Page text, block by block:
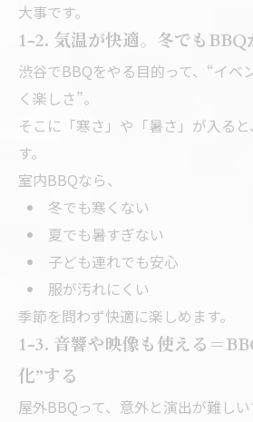
大事です。
1-2. 気温が快適。冬でもBBQ
渋谷でBBQをやる目的って、“イベ
く楽しさ”。
そこに「寒さ」や「暑さ」が入る
す。
室内BBQなら、
冬でも寒くない
夏でも暑すぎない
子ども連れでも安心
服が汚れにくい
季節を問わず快適に楽しめます。
1-3. 音響や映像も使える＝
化”する
屋外BBQって、意外と演出が難しい